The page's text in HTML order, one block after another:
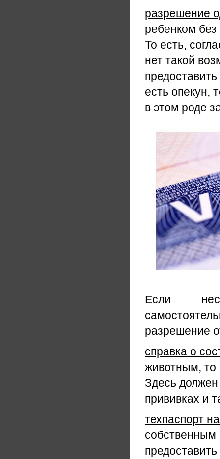
разрешение
ребенком без
То есть,
нет такой
есть опекун,
в этом роде
Если
разрешение
справка о
животным, то
Здесь
прививках и
техпаспорт
собственным